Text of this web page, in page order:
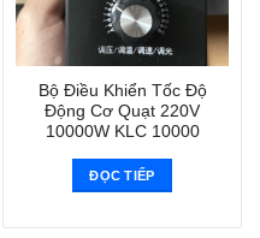
Bộ Điều Khiển Tốc Độ
Động Cơ Quạt 220V
10000W KLC 10000
ĐỌC TIẾP